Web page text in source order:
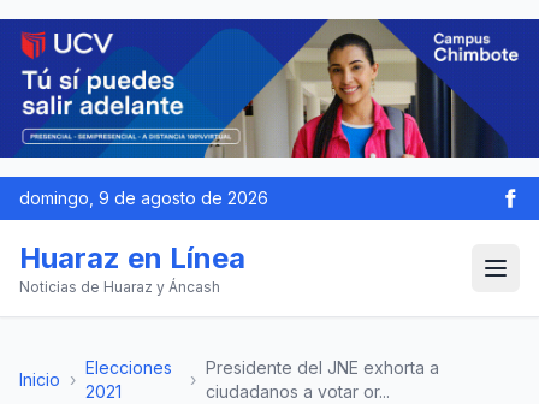
domingo, 9 de agosto de 2026
Huaraz en Línea
Noticias de Huaraz y Áncash
Inicio ›
Elecciones
2021
›
Presidente del JNE exhorta a
ciudadanos a votar or...